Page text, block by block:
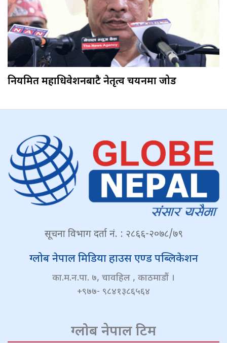
नियमित महाधिवेशनबाटै नेतृत्व चयनमा जोड
सूचना विभाग दर्ता नं. : २८६६-२०७८/७९
ग्लोब नेपाल मिडिया हाउस एण्ड पब्लिकेशन
का.म.न.पा. ७, चावहिल , काठमाडौं ।
+९७७- ९८४१३८६५६४
ग्लोब नेपाल टिम